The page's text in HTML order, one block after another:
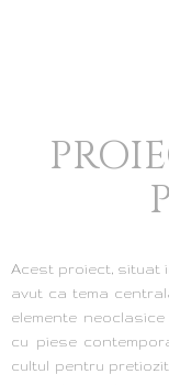
Acest proiect, situat
avut ca tema
elemente
cu piese
cultul pentru